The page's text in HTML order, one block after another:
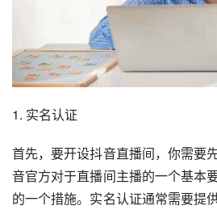
1. 实名认证
首先，要开设抖音直播间，你需要
音官方对于直播间主播的一个基本
的一个措施。实名认证通常需要提